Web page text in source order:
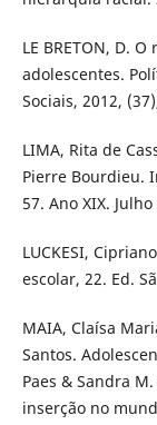
LE BRETON, D.
adolescentes.
Sociais, 2012,
LIMA, Rita de
Pierre Bourdieu.
57. Ano XIX.
LUCKESI,
escolar, 22. Ed.
MAIA, Claísa
Santos.
Paes & Sandra
inserção no